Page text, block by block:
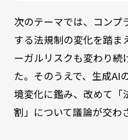
次のテーマでは、コンプ
する法規制の変化を踏ま
ーガルリスクも変わり続
た。そのうえで、生成AI
境変化に鑑み、改めて「
割」について議論が交わ